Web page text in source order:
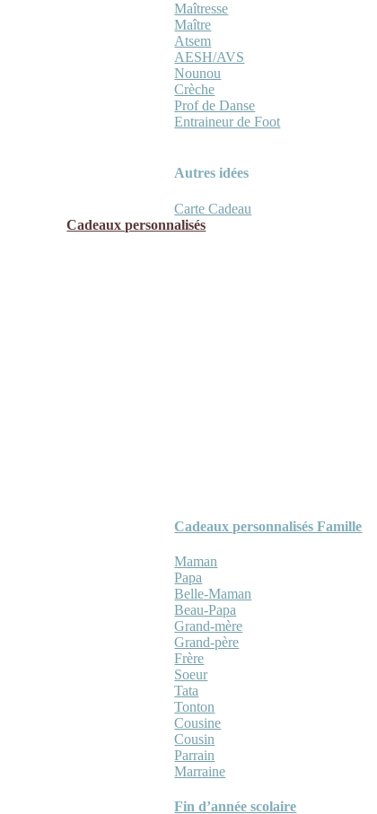
Maîtresse
Maître
Atsem
AESH/AVS
Nounou
Crèche
Prof de Danse
Entraineur de Foot
Autres idées
Carte Cadeau
Cadeaux personnalisés
Cadeaux personnalisés Famille
Maman
Papa
Belle-Maman
Beau-Papa
Grand-mère
Grand-père
Frère
Soeur
Tata
Tonton
Cousine
Cousin
Parrain
Marraine
Fin d’année scolaire